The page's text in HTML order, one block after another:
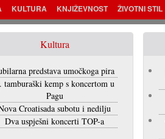
KULTURA KNJIŽEVNOST ŽIVOTNI STIL
Kultura
predstava umočkoga pira
tamburaški kemp s koncertom u
Pagu
Croatisada subotu i nedilju
Dva uspješni koncerti TOP-a